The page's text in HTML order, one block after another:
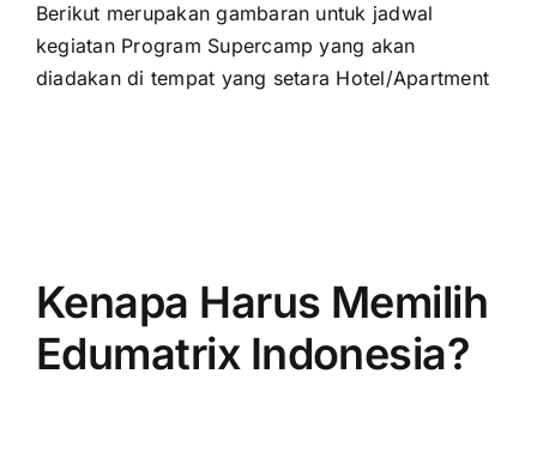
Berikut merupakan gambaran untuk jadwal
kegiatan Program Supercamp yang akan
diadakan di tempat yang setara Hotel/Apartment
Kenapa Harus Memilih
Edumatrix Indonesia?